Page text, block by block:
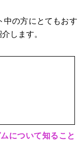
中の方にとてもおす
します。
について知ること